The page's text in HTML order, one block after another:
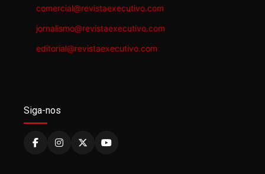
comercial@revistaexecutivo.com
jornalismo@revistaexecutivo.com
editorial@revistaexecutivo.com
Siga-nos